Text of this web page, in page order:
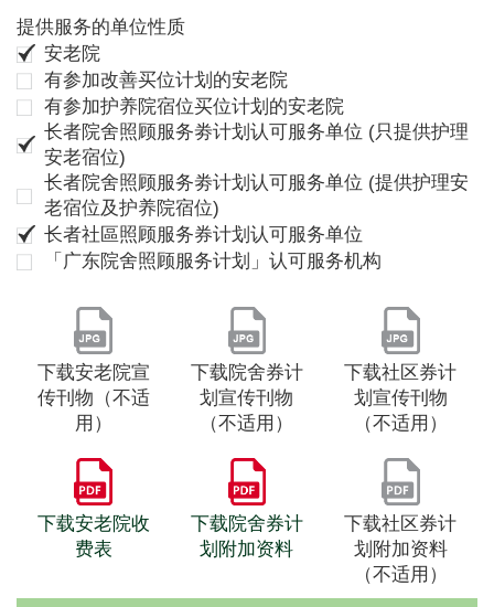
提供服务的单位性质
安老院
有参加改善买位计划的安老院
有参加护养院宿位买位计划的安老院
长者院舍照顾服务劵计划认可服务单位 (只提供护理
安老宿位)
长者院舍照顾服务劵计划认可服务单位 (提供护理安
老宿位及护养院宿位)
长者社區照顾服务券计划认可服务单位
「广东院舍照顾服务计划」认可服务机构
下载安老院宣
传刊物（不适
用）
下载院舍券计
划宣传刊物
（不适用）
下载社区券计
划宣传刊物
（不适用）
下载安老院收
费表
下载院舍券计
划附加资料
下载社区券计
划附加资料
（不适用）